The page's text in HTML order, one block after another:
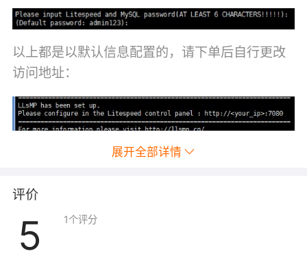
以上都是以默认信息配置的，请下单后自行更改
访问地址：
展开全部详情
评价
5 1个评分